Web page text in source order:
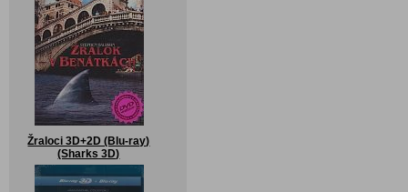
Žraloci 3D+2D (Blu-ray)
(Sharks 3D)